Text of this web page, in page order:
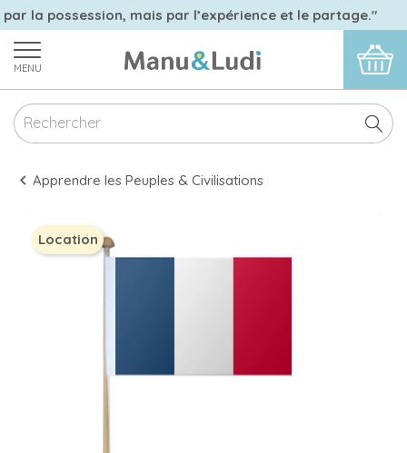
la possession, mais par l’expérience et le partage."
MENU
Apprendre les Peuples & Civilisations
Location